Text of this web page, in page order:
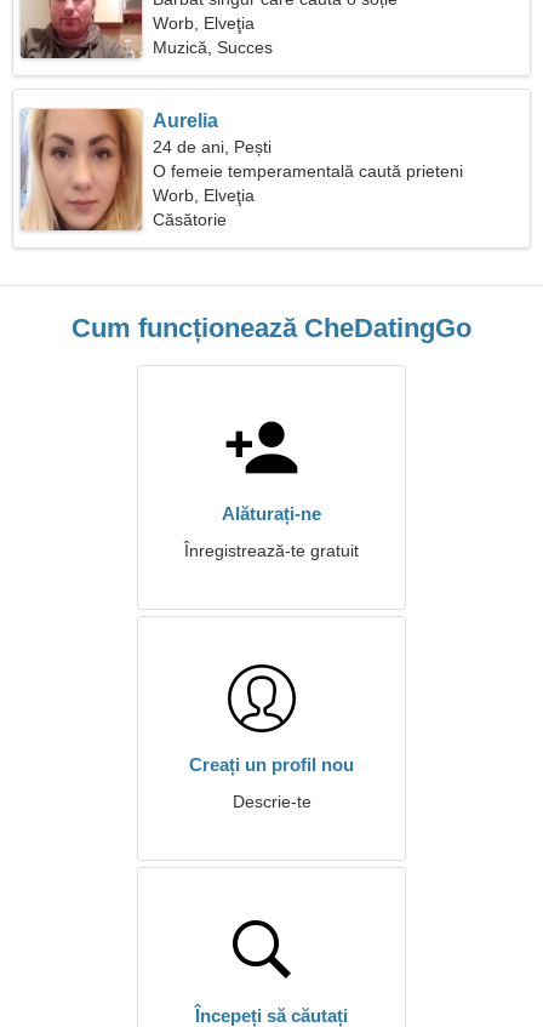
Worb, Elveţia
Muzică, Succes
Aurelia
24 de ani, Pești
O femeie temperamentală caută prieteni
Worb, Elveţia
Căsătorie
Cum funcționează CheDatingGo
Alăturați-ne
Înregistrează-te gratuit
Creați un profil nou
Descrie-te
Începeți să căutați